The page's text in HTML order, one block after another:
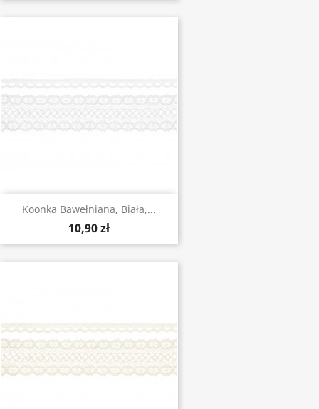
Koonka Bawełniana, Biała,...
10,90 zł